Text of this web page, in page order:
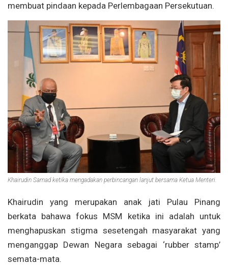
membuat pindaan kepada Perlembagaan Persekutuan.
Khairudin Samad ketika mengadakan perbincangan lanjut bersama Ketua Menteri.
Khairudin yang merupakan anak jati Pulau Pinang
berkata bahawa fokus MSM ketika ini adalah untuk
menghapuskan stigma sesetengah masyarakat yang
menganggap Dewan Negara sebagai ‘rubber stamp’
semata-mata.